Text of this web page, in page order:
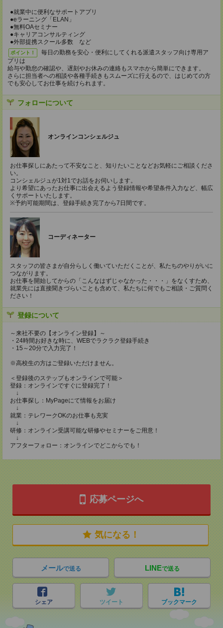
●就業中に便利なサポートアプリ
●eラーニング「ELAN」
●無料OAセミナー
●キャリアコンサルティング
●外部提携スクール多数 など
ポイント！
毎日の勤務を安心・便利にしてくれる派遣スタッフ向け専用ア
プリは
給与や勤怠の確認や、遅刻やお休みの連絡もスマホから簡単にできます。
さらに担当者への相談や各種手続きもスムーズに行えるので、はじめての方
でも安心してお仕事を続けられます。
フォローについて
オンラインコンシェルジュ
お仕事探しにあたって不安なこと、知りたいことなどお気軽にご相談くださ
い。
コンシェルジュが1対1でお話をお伺いします。
より希望にあったお仕事に出会えるよう登録情報や希望条件入力など、幅広
くサポートいたします。
※予約可能期間は、登録手続き完了から7日間です。
コーディネーター
スタッフの皆さまが自分らしく働いていただくことが、私たちのやりがいに
つながります。
お仕事を開始してからの「こんなはずじゃなかった・・・」をなくすため、
就業先には直接聞きづらいことも含めて、私たちに何でもご相談・ご質問く
ださい！
登録について
～来社不要の【オンライン登録】～
・24時間お好きな時に、WEBでラクラク登録手続き
・15～20分で入力完了！
※高校生の方はご登録いただけません。
＜登録後のステップもオンラインで可能＞
登録：オンラインですぐに登録完了！
↓
お仕事探し：MyPageにて情報をお届け
↓
就業：テレワークOKのお仕事も充実
↓
研修：オンライン受講可能な研修やセミナーをご用意！
↓
アフターフォロー：オンラインでどこからでも！
応募ページへ
気になる！
メールで送る LINEで送る
シェア ツイート ブックマーク